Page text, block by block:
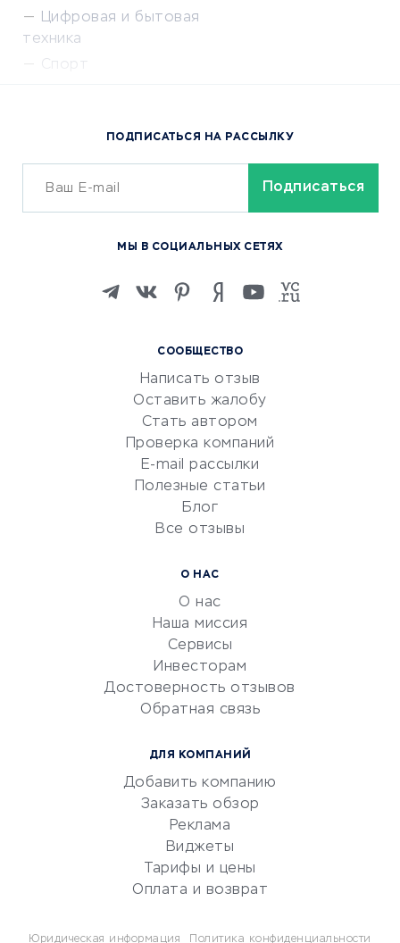
Цифровая и бытовая
техника
Спорт
Сервисы доставки
ОБУЧЕНИЕ И РАБОТА
Изучение иностранных
Маркетинг и продажи
Репетиторство
Красота и здоровье
Сервисы по поиску работы
Сетевой маркетинг
УСЛУГИ ДЛЯ БИЗНЕСА
документооборот
Юридические компании
Бухгалтерия онлайн
СООБЩЕСТВО
Написать отзыв
Оставить жалобу
Стать автором
Проверка компаний
E-mail рассылки
Полезные статьи
Блог
Все отзывы
О НАС
О нас
Наша миссия
Сервисы
Инвесторам
Достоверность отзывов
Обратная связь
ДЛЯ КОМПАНИЙ
Добавить компанию
Заказать обзор
Реклама
Виджеты
Тарифы и цены
Оплата и возврат
ПОДПИСАТЬСЯ НА РАССЫЛКУ
МЫ В СОЦИАЛЬНЫХ СЕТЯХ
Юридическая информация Политика конфиденциальности